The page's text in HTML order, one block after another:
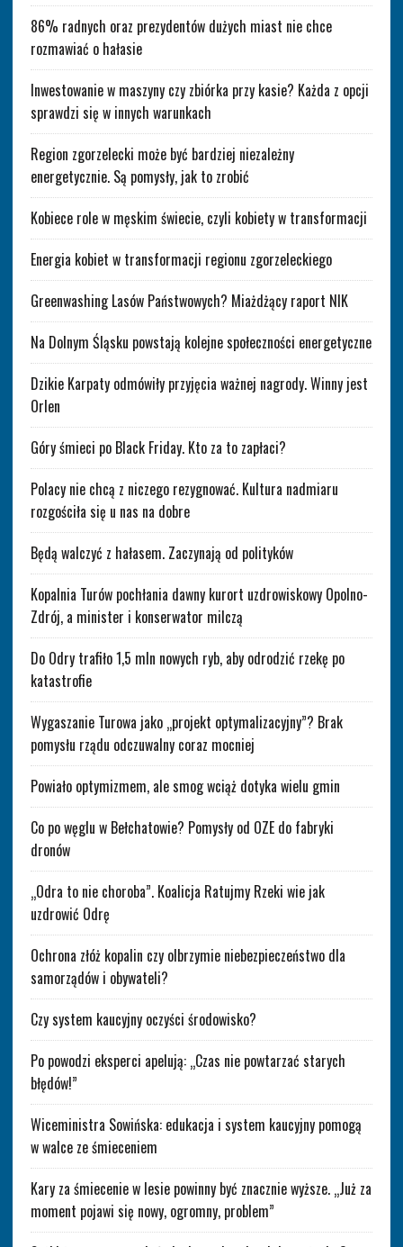
86% radnych oraz prezydentów dużych miast nie chce
rozmawiać o hałasie
Inwestowanie w maszyny czy zbiórka przy kasie? Każda z opcji
sprawdzi się w innych warunkach
Region zgorzelecki może być bardziej niezależny
energetycznie. Są pomysły, jak to zrobić
Kobiece role w męskim świecie, czyli kobiety w transformacji
Energia kobiet w transformacji regionu zgorzeleckiego
Greenwashing Lasów Państwowych? Miażdżący raport NIK
Na Dolnym Śląsku powstają kolejne społeczności energetyczne
Dzikie Karpaty odmówiły przyjęcia ważnej nagrody. Winny jest
Orlen
Góry śmieci po Black Friday. Kto za to zapłaci?
Polacy nie chcą z niczego rezygnować. Kultura nadmiaru
rozgościła się u nas na dobre
Będą walczyć z hałasem. Zaczynają od polityków
Kopalnia Turów pochłania dawny kurort uzdrowiskowy Opolno-
Zdrój, a minister i konserwator milczą
Do Odry trafiło 1,5 mln nowych ryb, aby odrodzić rzekę po
katastrofie
Wygaszanie Turowa jako „projekt optymalizacyjny”? Brak
pomysłu rządu odczuwalny coraz mocniej
Powiało optymizmem, ale smog wciąż dotyka wielu gmin
Co po węglu w Bełchatowie? Pomysły od OZE do fabryki
dronów
„Odra to nie choroba”. Koalicja Ratujmy Rzeki wie jak
uzdrowić Odrę
Ochrona złóż kopalin czy olbrzymie niebezpieczeństwo dla
samorządów i obywateli?
Czy system kaucyjny oczyści środowisko?
Po powodzi eksperci apelują: „Czas nie powtarzać starych
błędów!”
Wiceministra Sowińska: edukacja i system kaucyjny pomogą
w walce ze śmieceniem
Kary za śmiecenie w lesie powinny być znacznie wyższe. „Już za
moment pojawi się nowy, ogromny, problem”